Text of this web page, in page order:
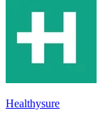
Healthysure